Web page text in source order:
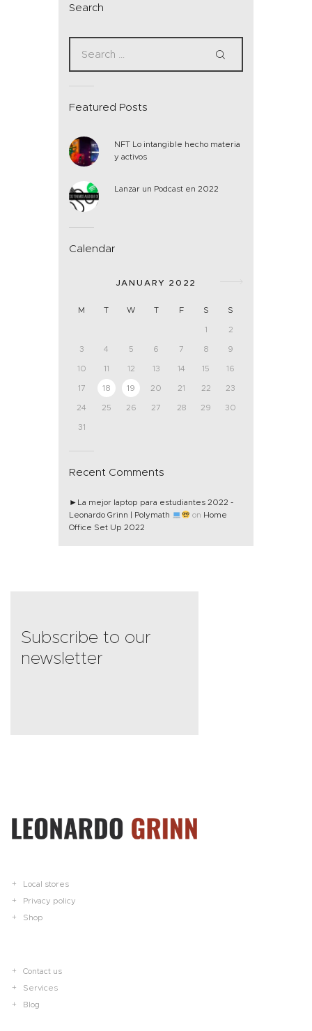
Search
Featured Posts
NFT Lo intangible hecho materia
y activos
Lanzar un Podcast en 2022
Calendar
JANUARY 2022
M T W T F S
S
1
2
3
4 5 6 7 8
9
10
11 12 13 14 15
16
17
18 19 20 21 22
23
24
25 26 27 28 29
30
31
Recent Comments
►La mejor laptop para estudiantes 2022 -
Leonardo Grinn | Polymath
on Home
Office Set Up 2022
Subscribe to our
newsletter
Local stores
Privacy policy
Shop
Contact us
Services
Blog